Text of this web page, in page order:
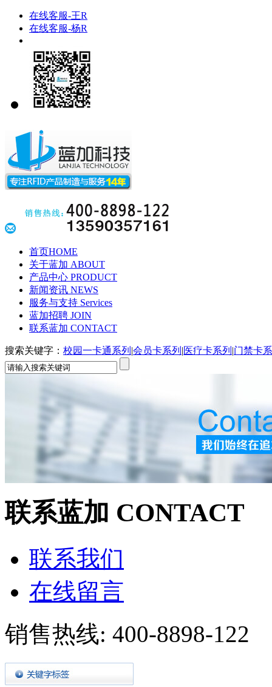
在线客服-王R
在线客服-杨R
首页HOME
关于蓝加 ABOUT
产品中心 PRODUCT
新闻资讯 NEWS
服务与支持 Services
蓝加招聘 JOIN
联系蓝加 CONTACT
搜索关键字： 校园一卡通系列 |会员卡系列 |医疗卡系列 |门禁卡
联系蓝加 CONTACT
联系我们
在线留言
销售热线: 400-8898-122